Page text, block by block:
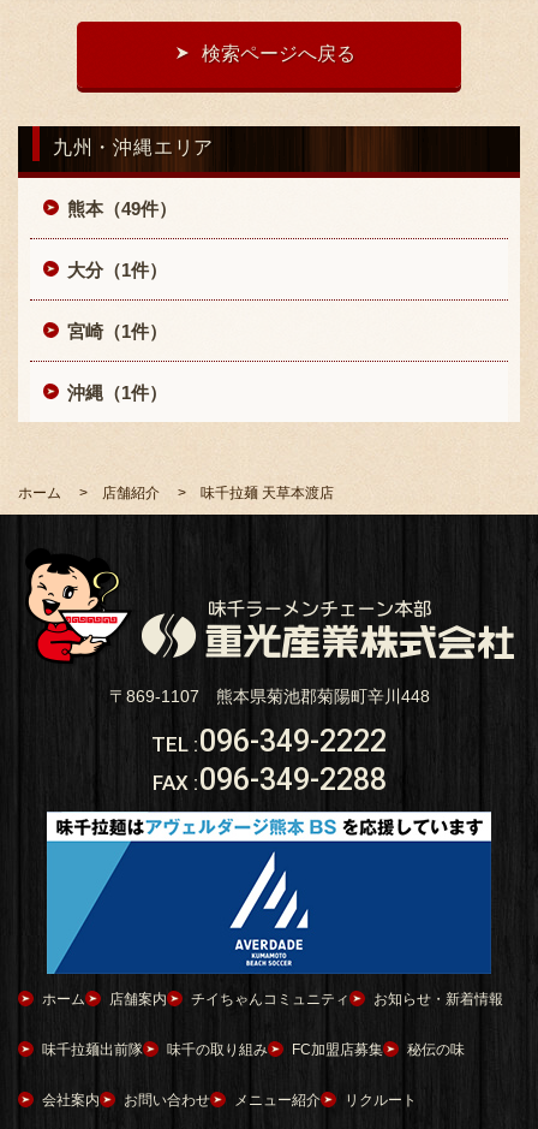
〒869-1107 熊本県菊池郡菊陽町辛川448
TEL:096-349-2222
FAX:096-349-2288
検索ページへ戻る
九州・沖縄エリア
熊本（49件）
大分（1件）
宮崎（1件）
沖縄（1件）
ホーム 店舗紹介 味千拉麺 天草本渡店
〒869-1107 熊本県菊池郡菊陽町辛川448
TEL :096-349-2222
FAX :096-349-2288
ホーム 店舗案内 チイちゃんコミュニティ お知らせ・新着情報
味千拉麺出前隊 味千の取り組み FC加盟店募集 秘伝の味
会社案内 お問い合わせ メニュー紹介 リクルート